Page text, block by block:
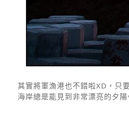
其實將軍漁港也不錯啦XD，只
海岸總是能見到非常漂亮的夕